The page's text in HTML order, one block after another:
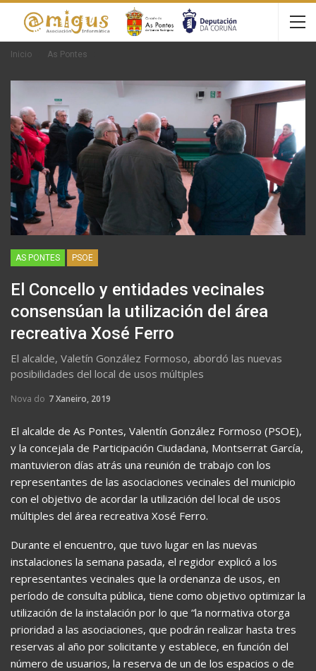
Inicio As Pontes
AS PONTES PSOE
El Concello y entidades vecinales
consensúan la utilización del área
recreativa Xosé Ferro
El alcalde, Valetín González Formoso, abordó las nuevas
posibilidades del local de usos múltiples
Nova do 7 Xaneiro, 2019
El alcalde de As Pontes, Valentín González Formoso (PSOE),
y la concejala de Participación Ciudadana, Montserrat García,
mantuvieron días atrás una reunión de trabajo con los
representantes de las asociaciones vecinales del municipio
con el objetivo de acordar la utilización del local de usos
múltiples del área recreativa Xosé Ferro.
Durante el encuentro, que tuvo lugar en las nuevas
instalaciones la semana pasada, el regidor explicó a los
representantes vecinales que la ordenanza de usos, en
período de consulta pública, tiene como objetivo optimizar la
utilización de la instalación por lo que “la normativa otorga
prioridad a las asociaciones, que podrán realizar hasta tres
reservas al año por solicitante y establece, en función del
número de usuarios, la reserva de un de los espacios o de